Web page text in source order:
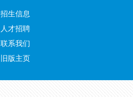
招生信息
人才招聘
联系我们
旧版主页